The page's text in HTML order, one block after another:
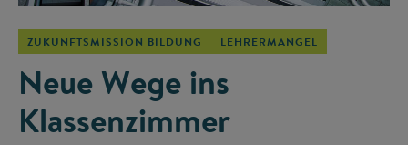
ZUKUNFTSMISSION BILDUNG LEHRERMANGEL
Neue Wege ins
Klassenzimmer